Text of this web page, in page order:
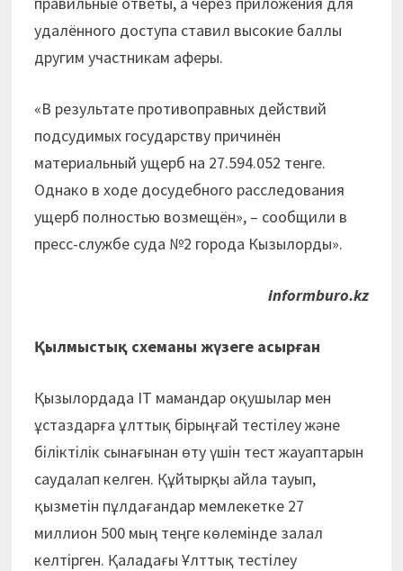
удалённого доступа ставил высокие баллы
другим участникам аферы.
«В результате противоправных действий
подсудимых государству причинён
материальный ущерб на 27.594.052 тенге.
Однако в ходе досудебного расследования
ущерб полностью возмещён», – сообщили в
пресс-службе суда №2 города Кызылорды».
informburo.kz
Қылмыстық схеманы жүзеге асырған
Қызылордада ІТ мамандар оқушылар мен
ұстаздарға ұлттық бірыңғай тестілеу және
біліктілік сынағынан өту үшін тест жауаптарын
саудалап келген. Құйтырқы айла тауып,
қызметін пұлдағандар мемлекетке 27
миллион 500 мың теңге көлемінде залал
келтірген. Қаладағы Ұлттық тестілеу